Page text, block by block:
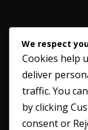
We respect
Cookies help
deliver
traffic. You
by clicking
consent or